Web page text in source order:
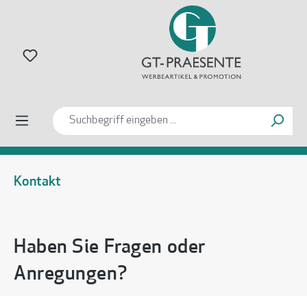
Kontakt
Haben Sie Fragen oder
Anregungen?